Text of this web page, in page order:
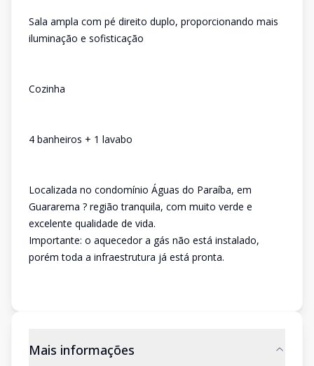
Sala ampla com pé direito duplo, proporcionando mais
iluminação e sofisticação
Cozinha
4 banheiros + 1 lavabo
Localizada no condomínio Águas do Paraíba, em
Guararema ? região tranquila, com muito verde e
excelente qualidade de vida.
Importante: o aquecedor a gás não está instalado,
porém toda a infraestrutura já está pronta.
Mais informações